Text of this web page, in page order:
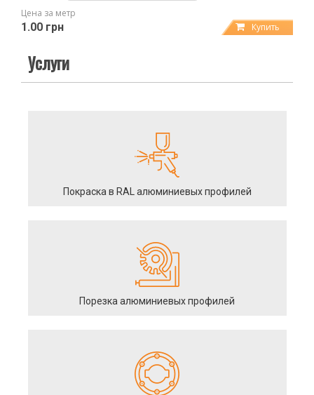
Цена за метр
1.00 грн Купить
Услуги
Покраска в RAL алюминиевых профилей
Порезка алюминиевых профилей